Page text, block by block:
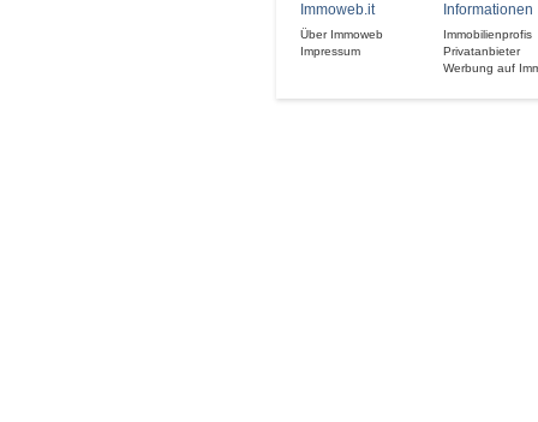
Immoweb.it
Über Immoweb
Impressum
Informationen
Immobilienprofis
Privatanbieter
Werbung auf